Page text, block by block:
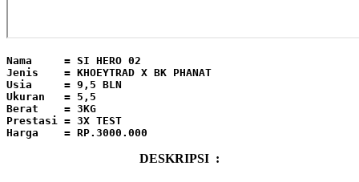
Nama     = SI HERO 02
Jenis    = KHOEYTRAD X BK PHANAT
Usia     = 9,5 BLN
Ukuran   = 5,5
Berat    = 3KG
Prestasi = 3X TEST
Harga    = RP.3000.000
DESKRIPSI :